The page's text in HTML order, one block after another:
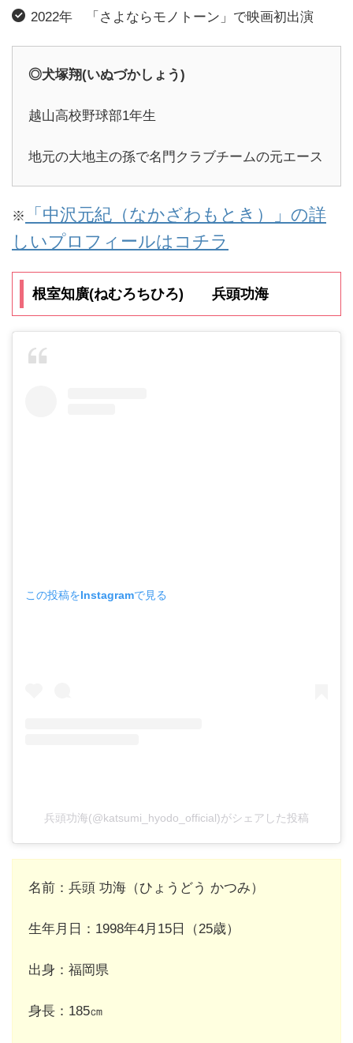
2022年 「さよならモノトーン」で映画初出演
◎犬塚翔(いぬづかしょう)
越山高校野球部1年生
地元の大地主の孫で名門クラブチームの元エース
※
「中沢元紀（なかざわもとき）」の詳
しいプロフィールはコチラ
根室知廣(ねむろちひろ) 兵頭功海
この投稿をInstagramで見る
兵頭功海(@katsumi_hyodo_official)がシェアした投稿
名前：兵頭 功海（ひょうどう かつみ）
生年月日：1998年4月15日（25歳）
出身：福岡県
身長：185㎝